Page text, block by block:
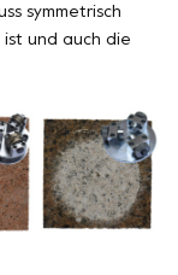
symmetrisch
und auch die